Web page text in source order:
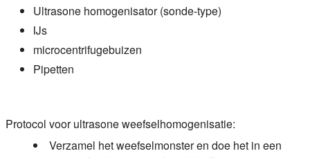
Ultrasone homogenisator (sonde-type)
IJs
microcentrifugebuizen
Pipetten
Protocol voor ultrasone weefselhomogenisatie:
Verzamel het weefselmonster en doe het in een